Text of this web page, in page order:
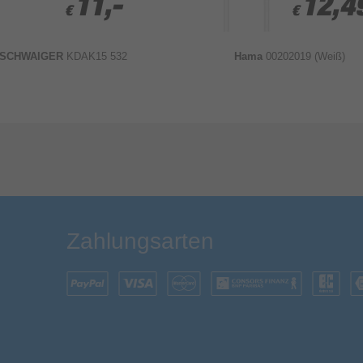
€ 11,-
€ 11,-
SCHWAIGER KDAK15 532
€
€
Hama 00202019 (Weiß)
Zahlungsarten